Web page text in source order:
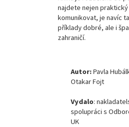
najdete nejen
komunikovat, je navíc
příklady dobré, ale i
zahraničí.
Autor:Pavla
Otakar Fojt
Vydalo:
spolupráci s
UK